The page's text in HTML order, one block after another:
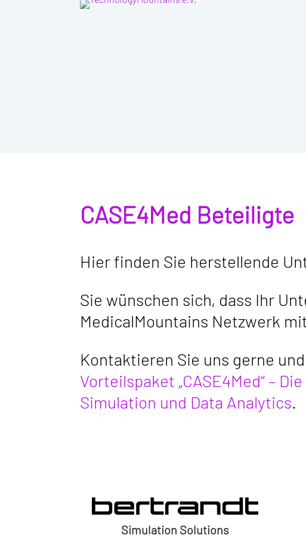
CASE4Med Beteiligte
Hier finden Sie herstellende
Sie wünschen sich, dass Ihr
MedicalMountains Netzwerk
Kontaktieren Sie uns gerne
Vorteilspaket „CASE4Med“ –
Simulation und Data Analytics.
Simulation Solutions
71139 Ehningen
E-Mail:
simulations@bertrandt.com